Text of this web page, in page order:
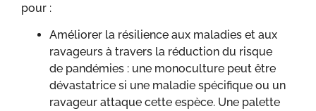
pour :
Améliorer la résilience aux maladies et aux
ravageurs à travers la réduction du risque
de pandémies : une monoculture peut être
dévastatrice si une maladie spécifique ou un
ravageur attaque cette espèce. Une palette